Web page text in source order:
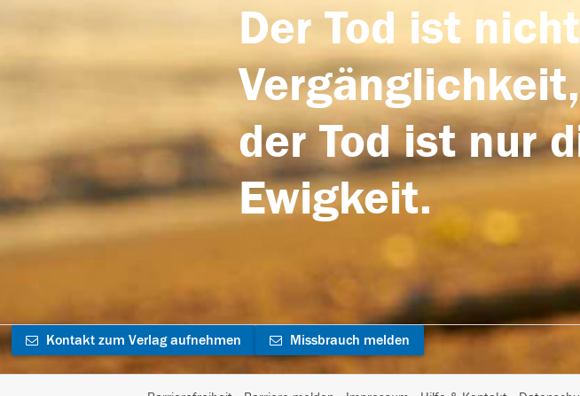
Der Tod ist
Vergänglichkeit,
der Tod ist nur
Ewigkeit.
Kontakt zum Verlag aufnehmen Missbrauch melden